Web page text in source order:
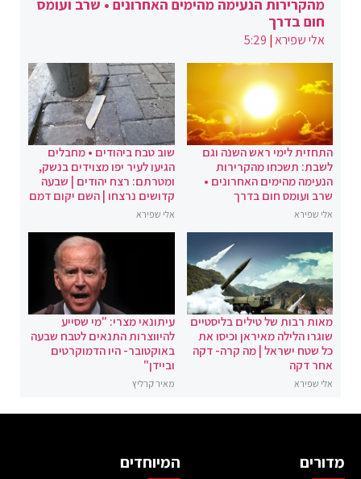
מהקרירות הנעימה מהימים האחרונים • שרב ועומס
חום בדרך
אלי שפירא|
5:29
התחזית לימי ראש השנה וגם
לשבת: תשכחו מהקרירות
הנעימה מהימים האחרונים •
שרב ועומס חום בדרך
אלי שפירא
שוב טבח ביהודים • מחבלים
הגיעו לעיר יפו מצוידים בנשק,
ומטרתם: רצח יהודים | שבעה
קדושים נרצחו | השם יקום דמם
אלי שפירא
מאות רבות של טילים בליסטיים
שוגרו הלילה מאיראן וכיסו את
כל שטח ישראל | מה קרה- דקה
אחר דקה
אלי שפירא
עיתונאי מצרי: "מי שסייע
להיווצרות התנאים לטבח שבעה
באוקטובר- היו הדמוקרטים
וביידן"
מאיר קרליץ
מדורים המיוחדים